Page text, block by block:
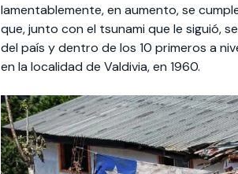
lamentablemente, en aumento, se
que, junto con el tsunami que le siguió,
del país y dentro de los 10 primeros a
en la localidad de Valdivia, en 1960.